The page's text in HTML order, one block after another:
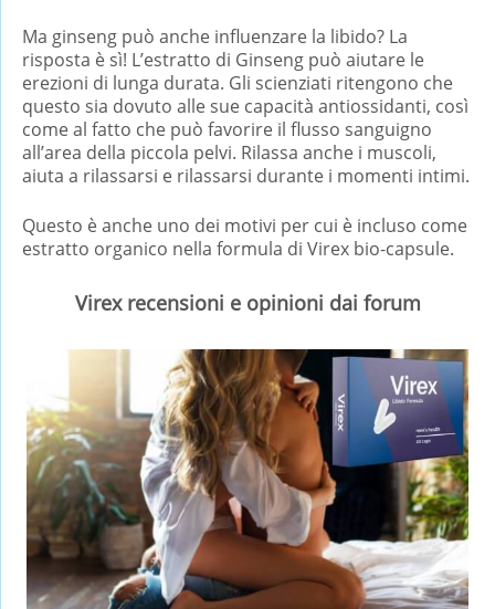
Ma ginseng può anche influenzare la libido? La
risposta è sì! L’estratto di Ginseng può aiutare le
erezioni di lunga durata. Gli scienziati ritengono che
questo sia dovuto alle sue capacità antiossidanti, così
come al fatto che può favorire il flusso sanguigno
all’area della piccola pelvi. Rilassa anche i muscoli,
aiuta a rilassarsi e rilassarsi durante i momenti intimi.
Questo è anche uno dei motivi per cui è incluso come
estratto organico nella formula di Virex bio-capsule.
Virex recensioni e opinioni dai forum